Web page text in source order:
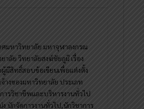
ศมหาวิทยาลัย มหาจุฬาลงกรณ
าลัย วิทยาลัยสงฆ์ชัยภูมิ เรื่อง
ผู้มีสิทธิ์สอบข้อเขียนเพื่อแต่งตั้ง
างของมหาวิทยาลัย ประเภท
ารวิชาชีพและบริหารงานทั่วไป
นักจัดการงานทั่วไป,นักวิชาการ